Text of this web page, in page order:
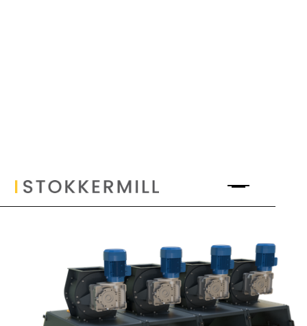
Separatore Densimetrico Metalli